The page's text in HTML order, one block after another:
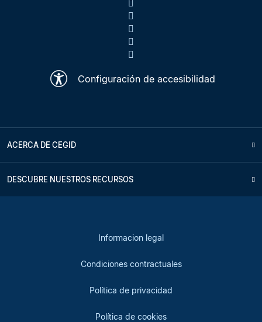
Configuración de accesibilidad
ACERCA DE CEGID
DESCUBRE NUESTROS RECURSOS
Informacion legal
Condiciones contractuales
Política de privacidad
Política de cookies